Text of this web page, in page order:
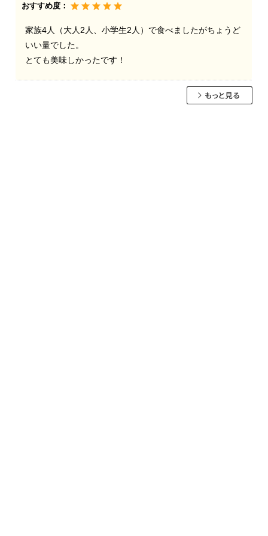
おすすめ度：
家族4人（大人2人、小学生2人）で食べましたがちょうど
いい量でした。
とても美味しかったです！